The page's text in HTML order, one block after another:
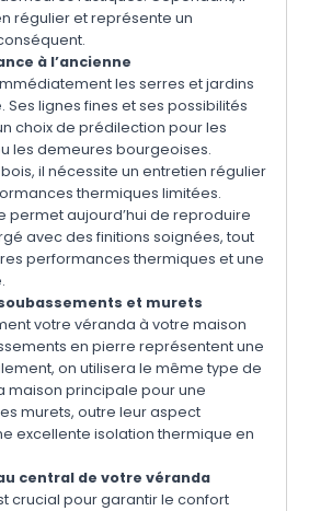
régulier et représente un
à l’ancienne
les serres et jardins
Ses lignes fines et ses possibilités
choix de prédilection pour les
les demeures bourgeoises.
il nécessite un entretien régulier
thermiques limitées.
permet aujourd’hui de reproduire
avec des finitions soignées, tout
performances thermiques et une
et murets
votre véranda à votre maison
en pierre représentent une
on utilisera le même type de
maison principale pour une
murets, outre leur aspect
excellente isolation thermique en
central de votre véranda
crucial pour garantir le confort